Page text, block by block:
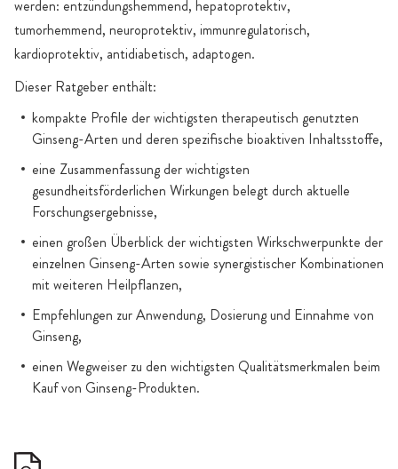
werden: entzündungshemmend, hepatoprotektiv,
tumorhemmend, neuroprotektiv, immunregulatorisch,
kardioprotektiv, antidiabetisch, adaptogen.
Dieser Ratgeber enthält:
kompakte Profile der wichtigsten therapeutisch genutzten
Ginseng-Arten und deren spezifische bioaktiven Inhaltsstoffe,
eine Zusammenfassung der wichtigsten
gesundheitsförderlichen Wirkungen belegt durch aktuelle
Forschungsergebnisse,
einen großen Überblick der wichtigsten Wirkschwerpunkte der
einzelnen Ginseng-Arten sowie synergistischer Kombinationen
mit weiteren Heilpflanzen,
Empfehlungen zur Anwendung, Dosierung und Einnahme von
Ginseng,
einen Wegweiser zu den wichtigsten Qualitätsmerkmalen beim
Kauf von Ginseng-Produkten.